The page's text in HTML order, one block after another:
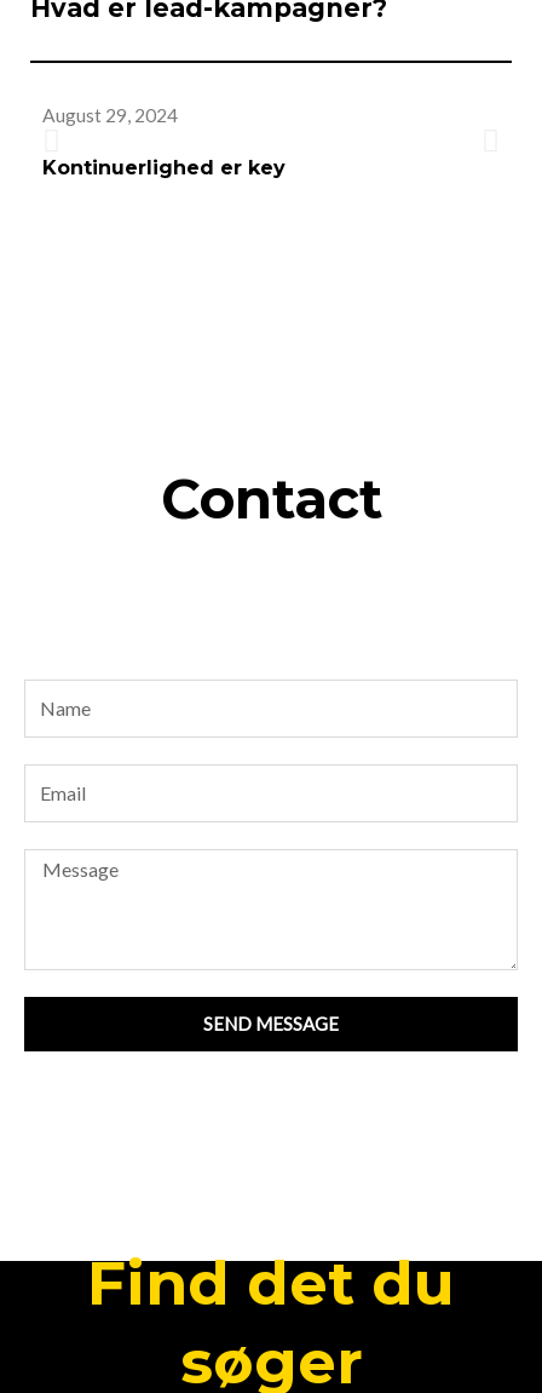
Hvad er lead-kampagner?
August 29, 2024
Kontinuerlighed er key
Contact
Message
SEND MESSAGE
Find det du
søger